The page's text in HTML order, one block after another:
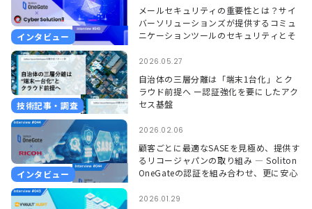
インタビュー
メールセキュリティの重要性とは？サイ
バーソリューションズが提供するコミュ
ニケーションツールのセキュリティとそ
技術記事・調査
2026.05.27
自治体の三層分離は「端末1台化」とク
ラウド前提へ ー認証強化を要にしたアク
セス基盤
インタビュー
2026.02.06
顧客ごとに最適なSASEを見極め、提供す
るリコージャパンの取り組み ― Soliton
OneGateの認証を組み合わせ、更に安心
2026.01.29